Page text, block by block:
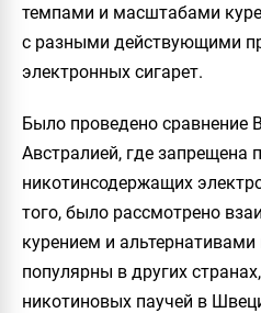
темпами и масштабами
с разными действующими
электронных сигарет.
Было проведено сравнение
Австралией, где запрещена
никотинсодержащих
того, было рассмотрено
курением и
популярны в других
никотиновых паучей в